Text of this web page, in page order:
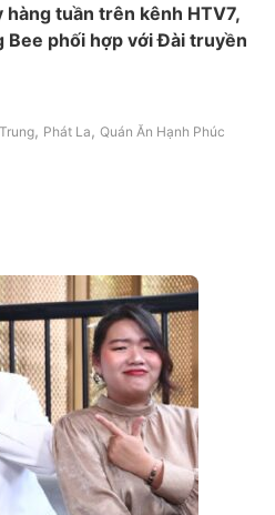
tuần trên kênh HTV7,
Bee phối hợp với Đài truyền
, Phát La , Quán Ăn Hạnh Phúc